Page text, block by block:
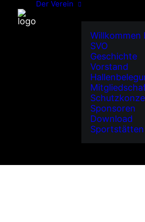
Der Verein
Willkommen
SVO
Geschichte
Vorstand
Sponsoren
Download
Sportstätten